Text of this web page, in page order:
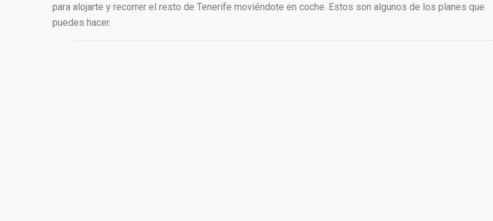
para alojarte y recorrer el resto de Tenerife moviéndote en coche. Estos son algunos de los planes que
puedes hacer.